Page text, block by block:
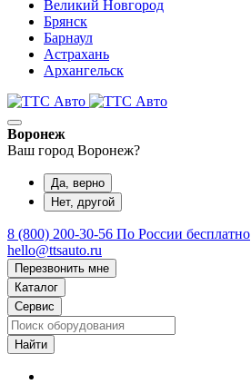
Великий Новгород
Брянск
Барнаул
Астрахань
Архангельск
Воронеж
Ваш город Воронеж?
Да, верно
Нет, другой
8 (800) 200-30-56 По России бесплатно
hello@ttsauto.ru
Перезвонить мне
Каталог
Сервис